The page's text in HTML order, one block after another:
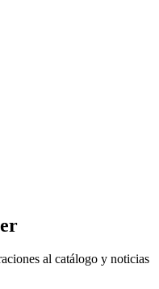
al catálogo y noticias